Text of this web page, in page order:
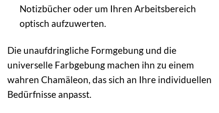
Notizbücher oder um Ihren Arbeitsbereich
optisch aufzuwerten.
Die unaufdringliche Formgebung und die
universelle Farbgebung machen ihn zu einem
wahren Chamäleon, das sich an Ihre individuellen
Bedürfnisse anpasst.